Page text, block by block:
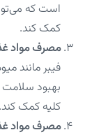
است که
کمک کند.
مصرف مواد
فیبر مانند
بهبود
کلیه کمک کند.
مصرف مواد